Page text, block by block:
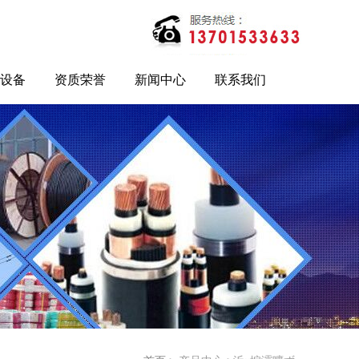
备 资质荣誉 新闻中心 联系我们